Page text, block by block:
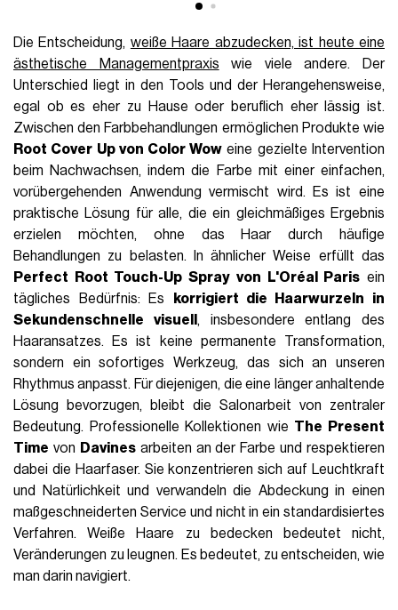
Die Entscheidung, weiße Haare abzudecken, ist heute eine
ästhetische Managementpraxis wie viele andere. Der
Unterschied liegt in den Tools und der Herangehensweise,
egal ob es eher zu Hause oder beruflich eher lässig ist.
Zwischen den Farbbehandlungen ermöglichen Produkte wie
Root Cover Up von Color Wow eine gezielte Intervention
beim Nachwachsen, indem die Farbe mit einer einfachen,
vorübergehenden Anwendung vermischt wird. Es ist eine
praktische Lösung für alle, die ein gleichmäßiges Ergebnis
erzielen möchten, ohne das Haar durch häufige
Behandlungen zu belasten. In ähnlicher Weise erfüllt das
Perfect Root Touch-Up Spray von L'Oréal Paris ein
tägliches Bedürfnis: Es
korrigiert die Haarwurzeln in
Sekundenschnelle visuell , insbesondere entlang des
Haaransatzes. Es ist keine permanente Transformation,
sondern ein sofortiges Werkzeug, das sich an unseren
Rhythmus anpasst. Für diejenigen, die eine länger anhaltende
Lösung bevorzugen, bleibt die Salonarbeit von zentraler
Bedeutung. Professionelle Kollektionen wie The Present
Time von Davinesarbeiten an der Farbe und respektieren
dabei die Haarfaser. Sie konzentrieren sich auf Leuchtkraft
und Natürlichkeit und verwandeln die Abdeckung in einen
maßgeschneiderten Service und nicht in ein standardisiertes
Verfahren. Weiße Haare zu bedecken bedeutet nicht,
Veränderungen zu leugnen. Es bedeutet, zu entscheiden, wie
man darin navigiert.